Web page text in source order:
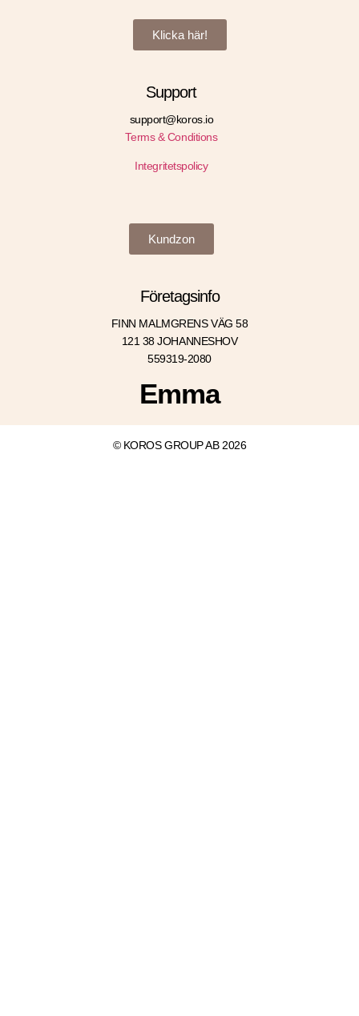
Klicka här!
Support
support@koros.io
Terms & Conditions
Integritetspolicy
Kundzon
Företagsinfo
FINN MALMGRENS VÄG 58
121 38 JOHANNESHOV
559319-2080
Emma
© KOROS GROUP AB 2026